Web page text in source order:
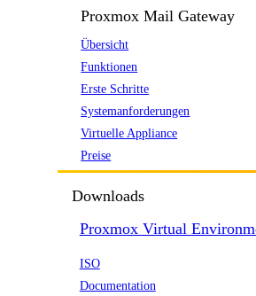
Proxmox Mail Gateway
Übersicht
Funktionen
Erste Schritte
Systemanforderungen
Virtuelle Appliance
Preise
Downloads
Proxmox Virtual
ISO
Documentation